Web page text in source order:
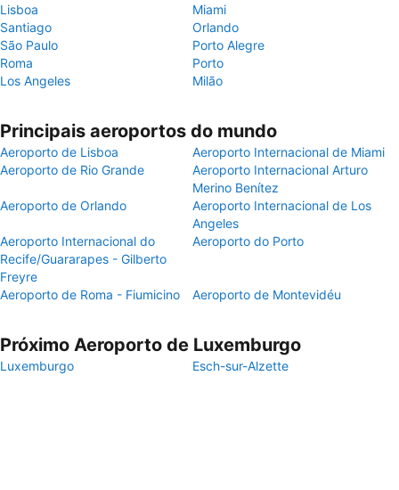
Lisboa
Miami
Santiago
Orlando
São Paulo
Porto Alegre
Roma
Porto
Los Angeles
Milão
Principais aeroportos do mundo
Aeroporto de Lisboa
Aeroporto Internacional de Miami
Aeroporto de Rio Grande
Aeroporto Internacional Arturo
Merino Benítez
Aeroporto de Orlando
Aeroporto Internacional de Los
Angeles
Aeroporto Internacional do
Recife/Guararapes - Gilberto
Freyre
Aeroporto do Porto
Aeroporto de Roma - Fiumicino Aeroporto de Montevidéu
Próximo Aeroporto de Luxemburgo
Luxemburgo Esch-sur-Alzette